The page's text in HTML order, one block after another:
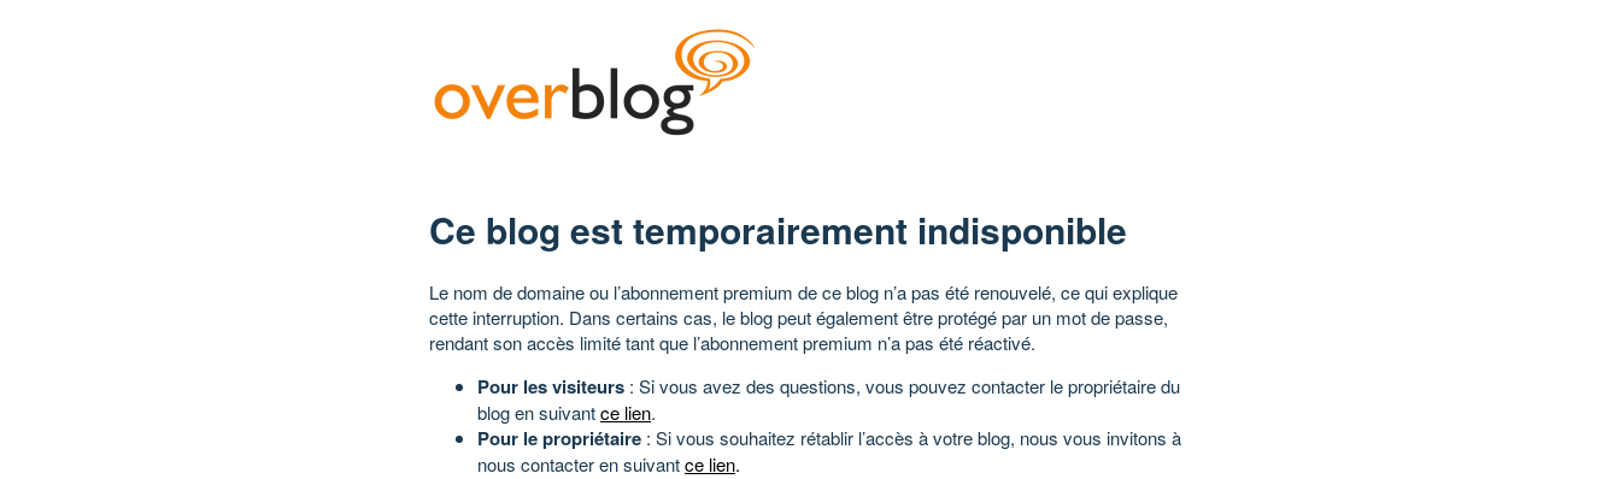
Ce blog est temporairement indisponible
Le nom de domaine ou l’abonnement premium de ce blog n’a pas été renouvelé, ce qui explique
cette interruption. Dans certains cas, le blog peut également être protégé par un mot de passe,
rendant son accès limité tant que l’abonnement premium n’a pas été réactivé.
Pour les visiteurs : Si vous avez des questions, vous pouvez contacter le propriétaire du
blog en suivantce lien.
Pour le propriétaire : Si vous souhaitez rétablir l’accès à votre blog, nous vous invitons à
nous contacter en suivantce lien.